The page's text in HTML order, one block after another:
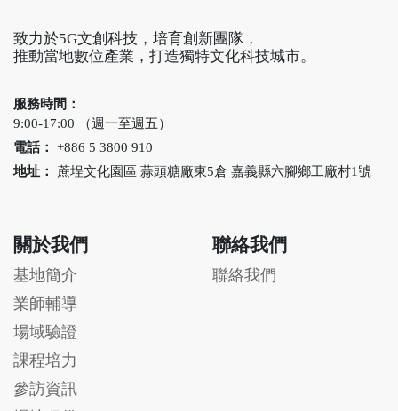
致力於5G文創科技，培育創新團隊，
推動當地數位產業，打造獨特文化科技城市。
服務時間：
9:00-17:00 （週一至週五）
電話： +886 5 3800 910
地址： 蔗埕文化園區 蒜頭糖廠東5倉 嘉義縣六腳鄉工廠村1號
關於我們
基地簡介
業師輔導
場域驗證
課程培力
參訪資訊
聯絡我們
聯絡我們